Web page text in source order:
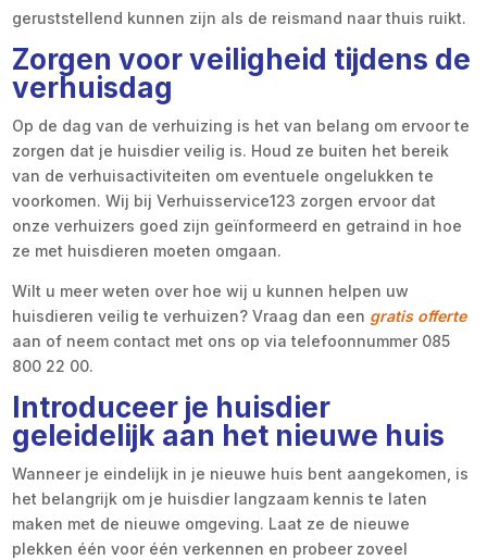
geruststellend kunnen zijn als de reismand naar thuis ruikt.
Zorgen voor veiligheid tijdens de
verhuisdag
Op de dag van de verhuizing is het van belang om ervoor te
zorgen dat je huisdier veilig is. Houd ze buiten het bereik
van de verhuisactiviteiten om eventuele ongelukken te
voorkomen. Wij bij Verhuisservice123 zorgen ervoor dat
onze verhuizers goed zijn geïnformeerd en getraind in hoe
ze met huisdieren moeten omgaan.
Wilt u meer weten over hoe wij u kunnen helpen uw
huisdieren veilig te verhuizen? Vraag dan een gratis offerte
aan of neem contact met ons op via telefoonnummer 085
800 22 00.
Introduceer je huisdier
geleidelijk aan het nieuwe huis
Wanneer je eindelijk in je nieuwe huis bent aangekomen, is
het belangrijk om je huisdier langzaam kennis te laten
maken met de nieuwe omgeving. Laat ze de nieuwe
plekken één voor één verkennen en probeer zoveel